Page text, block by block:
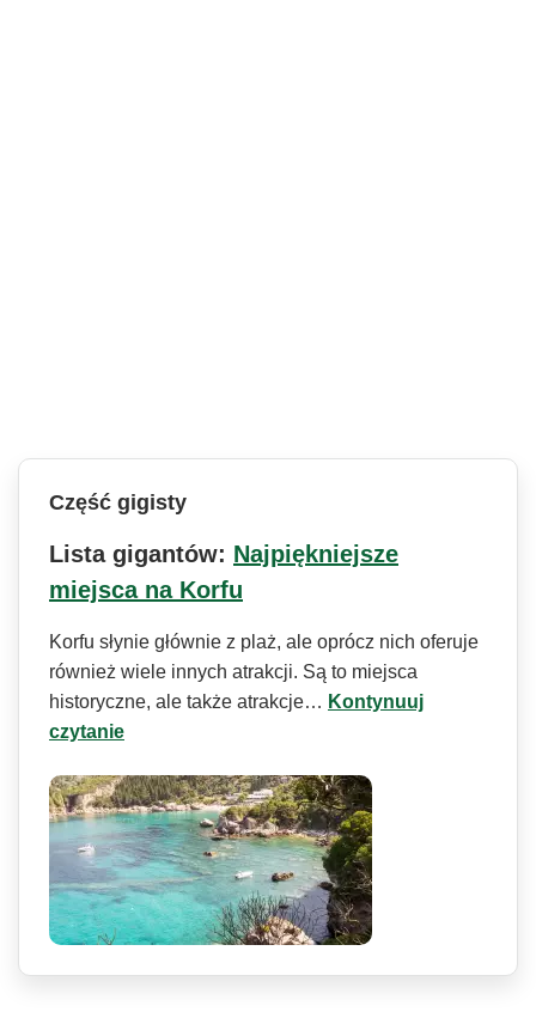
Część gigisty
Lista gigantów: Najpiękniejsze
miejsca na Korfu
Korfu słynie głównie z plaż, ale oprócz nich oferuje
również wiele innych atrakcji. Są to miejsca
historyczne, ale także atrakcje… Kontynuuj
czytanie